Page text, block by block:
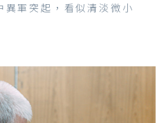
異軍突起，看似清淡微小